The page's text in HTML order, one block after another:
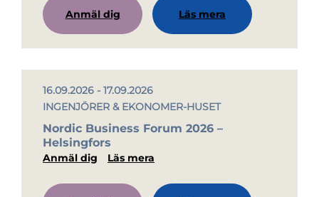
Anmäl dig Läs mera
16.09.2026 - 17.09.2026
INGENJÖRER & EKONOMER-HUSET
Nordic Business Forum 2026 –
Helsingfors
Anmäl dig Läs mera